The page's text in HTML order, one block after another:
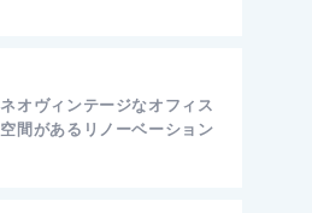
ネオヴィンテージなオフィス
空間があるリノーベーション